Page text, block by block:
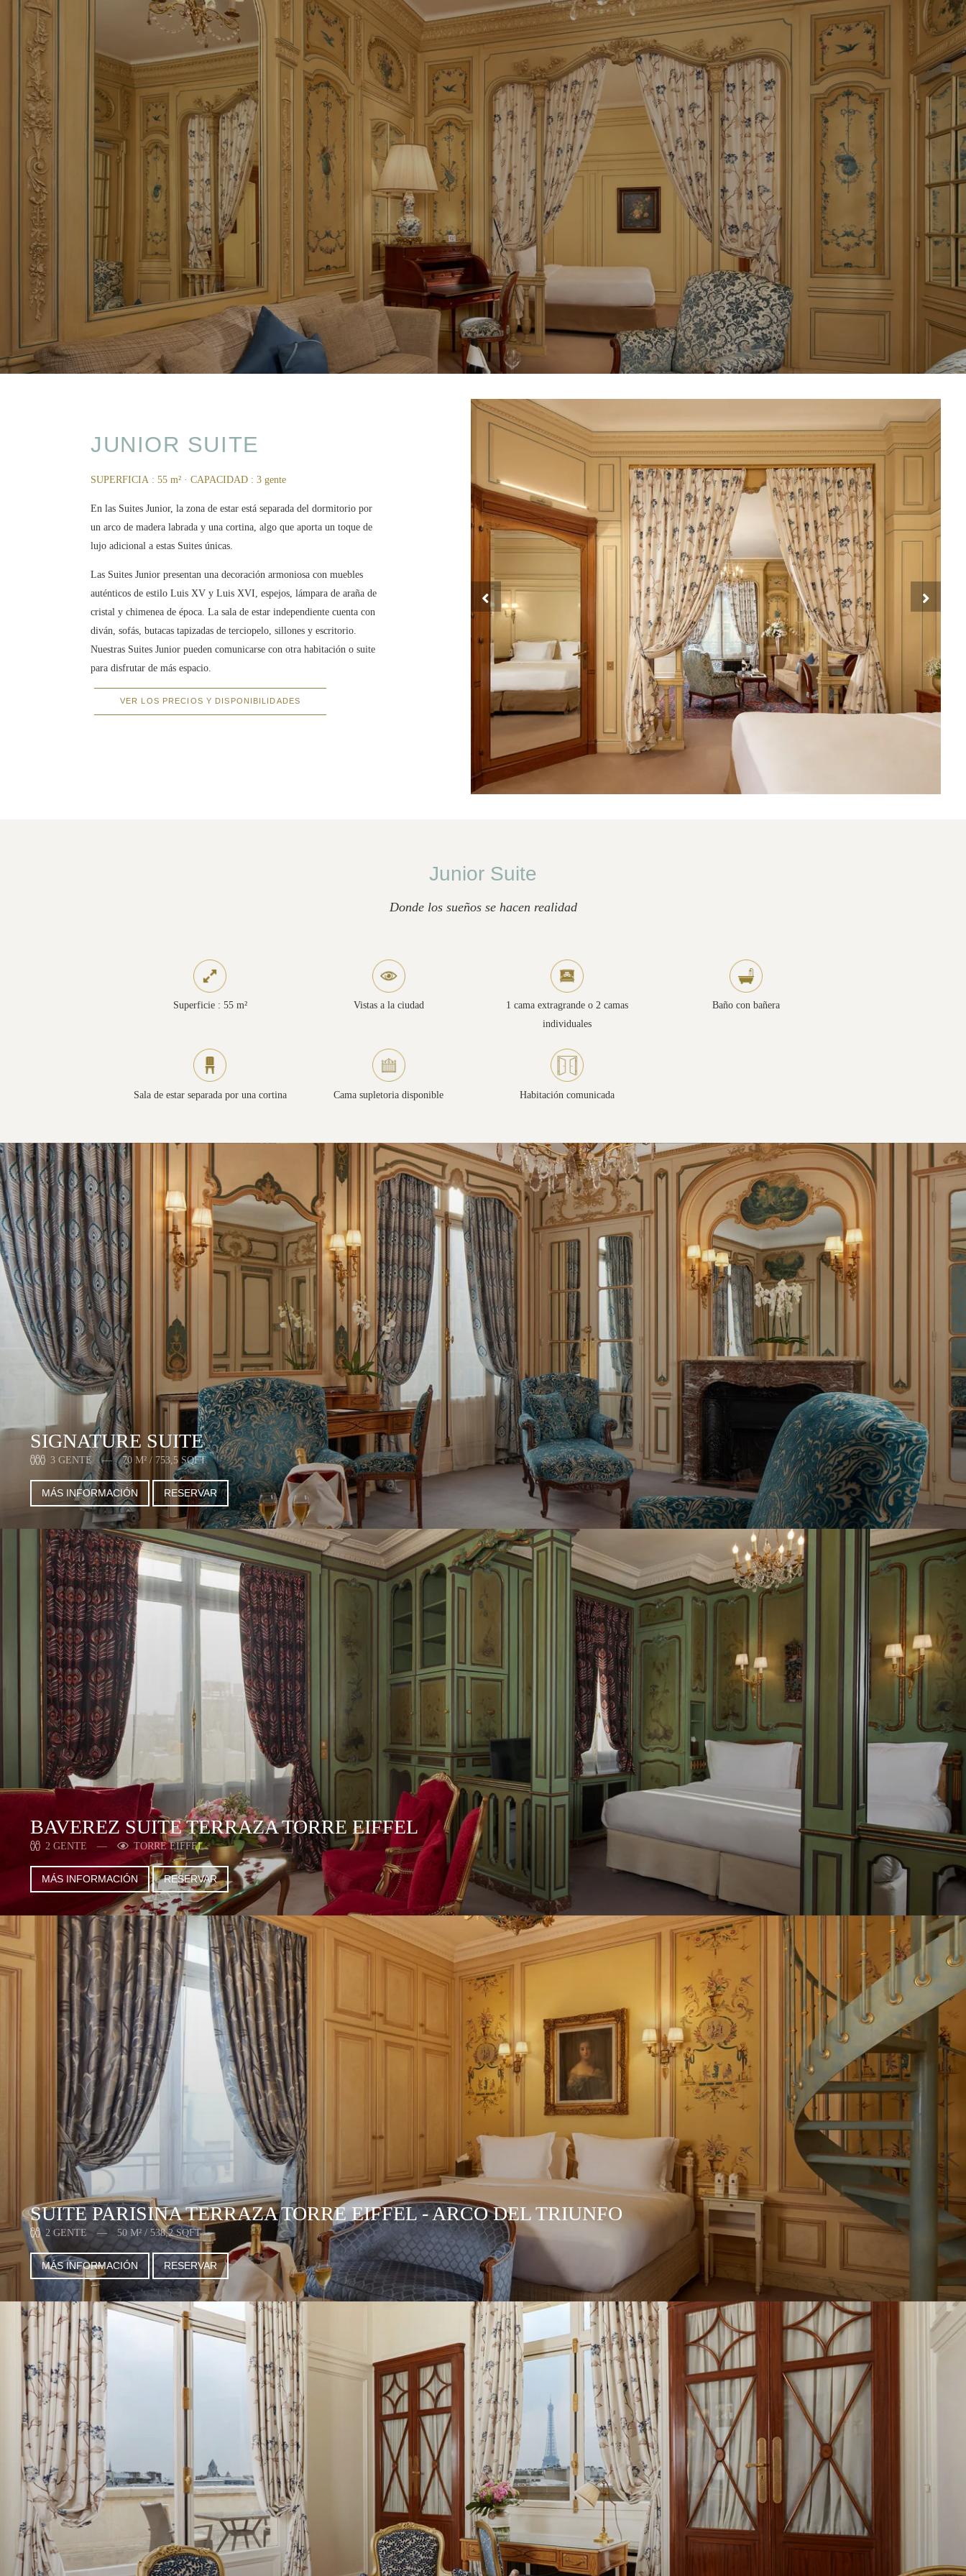
JUNIOR SUITE
SUPERFICIA : 55 m² ·CAPACIDAD : 3 gente
En las Suites Junior, la zona de estar está separada del dormitorio por
un arco de madera labrada y una cortina, algo que aporta un toque de
lujo adicional a estas Suites únicas.
Las Suites Junior presentan una decoración armoniosa con muebles
auténticos de estilo Luis XV y Luis XVI, espejos, lámpara de araña de
cristal y chimenea de época. La sala de estar independiente cuenta con
diván, sofás, butacas tapizadas de terciopelo, sillones y escritorio.
Nuestras Suites Junior pueden comunicarse con otra habitación o suite
para disfrutar de más espacio.
VER LOS PRECIOS Y DISPONIBILIDADES
Junior Suite
Donde los sueños se hacen realidad
Superficie : 55 m² Vistas a la ciudad
1 cama extragrande o 2 camas
individuales
Baño con bañera
Sala de estar separada por una cortina Cama supletoria disponible Habitación comunicada
SIGNATURE SUITE
3 GENTE 70 M² / 753,5 SQFT
MÁS INFORMACIÓN RESERVAR
BAVEREZ SUITE TERRAZA TORRE EIFFEL
2 GENTE TORRE EIFFEL
MÁS INFORMACIÓN RESERVAR
SUITE PARISINA TERRAZA TORRE EIFFEL - ARCO DEL TRIUNFO
2 GENTE 50 M² / 538,2 SQFT
MÁS INFORMACIÓN RESERVAR